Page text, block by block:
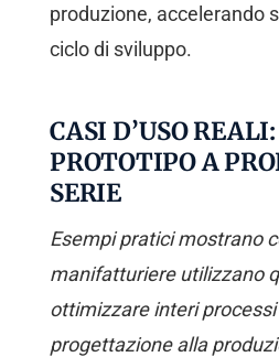
produzione, accelerando
ciclo di sviluppo.
CASI D’USO
PROTOTIPO A
SERIE
Esempi pratici mostrano
manifatturiere utilizzano
ottimizzare interi
progettazione alla